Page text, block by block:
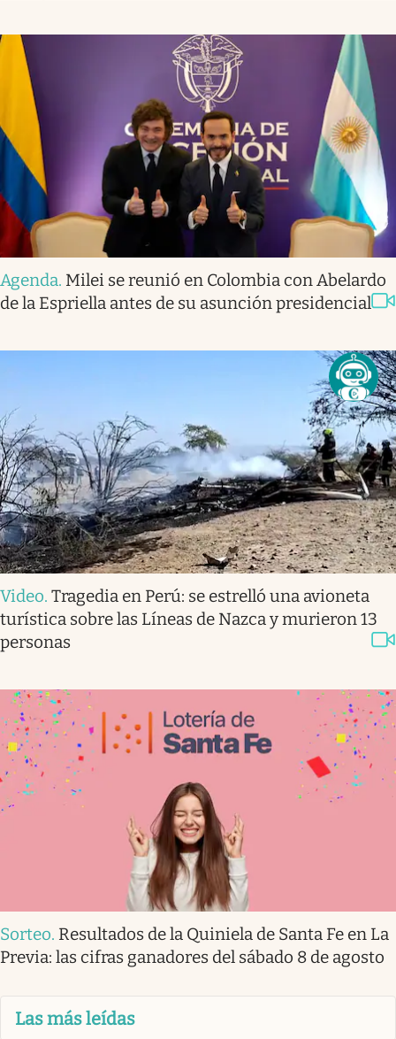
Agenda. Milei se reunió en Colombia con Abelardo
de la Espriella antes de su asunción presidencial
Video. Tragedia en Perú: se estrelló una avioneta
turística sobre las Líneas de Nazca y murieron 13
personas
Sorteo. Resultados de la Quiniela de Santa Fe en La
Previa: las cifras ganadores del sábado 8 de agosto
Las más leídas